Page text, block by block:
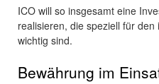
ICO will so insgesamt eine
realisieren, die speziell für
wichtig sind.
Bewährung im